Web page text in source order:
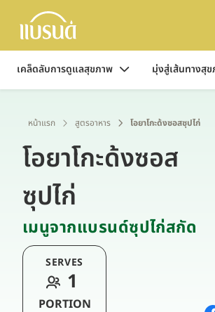
เคล็ดลับการดูแลสุขภาพ มุ่งสู่เส้นทางสุ
หน้าแรก สูตรอาหาร โอยาโกะด้งซอสซุปไก่
โอยาโกะด้งซอส
ซุปไก่
เมนูจากแบรนด์ซุปไก่สกัด
SERVES
1
PORTION